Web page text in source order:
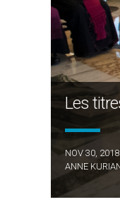
Les
NOV 30,
ANNE